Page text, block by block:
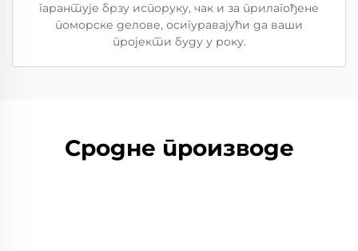
гарантује брзу испоруку, чак и за прилагођене
поморске делове, осигуравајући да ваши
пројекти буду у року.
Сродне производе